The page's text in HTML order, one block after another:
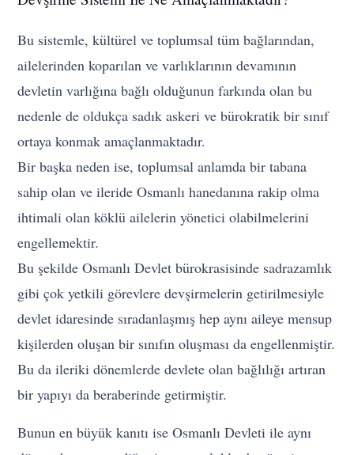
Bu sistemle, kültürel ve toplumsal tüm bağlarından,
ailelerinden koparılan ve varlıklarının devamının
devletin varlığına bağlı olduğunun farkında olan bu
nedenle de oldukça sadık askeri ve bürokratik bir sınıf
ortaya konmak amaçlanmaktadır.
Bir başka neden ise, toplumsal anlamda bir tabana
sahip olan ve ileride Osmanlı hanedanına rakip olma
ihtimali olan köklü ailelerin yönetici olabilmelerini
engellemektir.
Bu şekilde Osmanlı Devlet bürokrasisinde sadrazamlık
gibi çok yetkili görevlere devşirmelerin getirilmesiyle
devlet idaresinde sıradanlaşmış hep aynı aileye mensup
kişilerden oluşan bir sınıfın oluşması da engellenmiştir.
Bu da ileriki dönemlerde devlete olan bağlılığı artıran
bir yapıyı da beraberinde getirmiştir.
Bunun en büyük kanıtı ise Osmanlı Devleti ile aynı